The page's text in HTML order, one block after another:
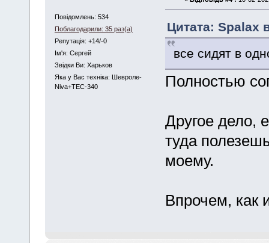
Повідомлень: 534
Поблагодарили: 35 раз(а)
Репутація: +14/-0
Iм'я: Сергей
Звідки Ви: Харьков
Яка у Вас техніка: Шевроле-
Niva+ТЕC-340
Цитата: Spalax
все сидят в
Полностью
Другое дело,
туда
моему.
Впрочем, как